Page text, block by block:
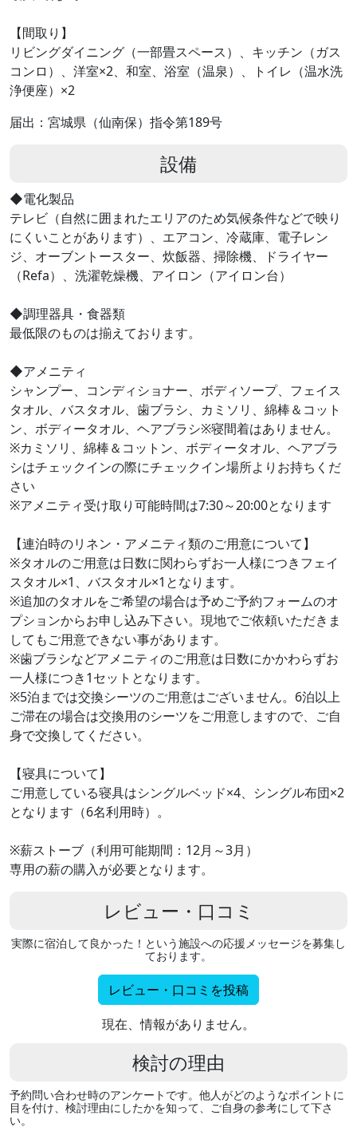
【間取り】
リビングダイニング（一部畳スペース）、キッチン（ガス
コンロ）、洋室×2、和室、浴室（温泉）、トイレ（温水洗
浄便座）×2
届出：宮城県（仙南保）指令第189号
設備
◆電化製品
テレビ（自然に囲まれたエリアのため気候条件などで映り
にくいことがあります）、エアコン、冷蔵庫、電子レン
ジ、オーブントースター、炊飯器、掃除機、ドライヤー
（Refa）、洗濯乾燥機、アイロン（アイロン台）
◆調理器具・食器類
最低限のものは揃えております。
◆アメニティ
シャンプー、コンディショナー、ボディソープ、フェイス
タオル、バスタオル、歯ブラシ、カミソリ、綿棒＆コット
ン、ボディータオル、ヘアブラシ※寝間着はありません。
※カミソリ、綿棒＆コットン、ボディータオル、ヘアブラ
シはチェックインの際にチェックイン場所よりお持ちくだ
さい
※アメニティ受け取り可能時間は7:30～20:00となります
【連泊時のリネン・アメニティ類のご用意について】
※タオルのご用意は日数に関わらずお一人様につきフェイ
スタオル×1、バスタオル×1となります。
※追加のタオルをご希望の場合は予めご予約フォームのオ
プションからお申し込み下さい。現地でご依頼いただきま
してもご用意できない事があります。
※歯ブラシなどアメニティのご用意は日数にかかわらずお
一人様につき1セットとなります。
※5泊までは交換シーツのご用意はございません。6泊以上
ご滞在の場合は交換用のシーツをご用意しますので、ご自
身で交換してください。
【寝具について】
ご用意している寝具はシングルベッド×4、シングル布団×2
となります（6名利用時）。
※薪ストーブ（利用可能期間：12月～3月）
専用の薪の購入が必要となります。
レビュー・口コミ
実際に宿泊して良かった！という施設への応援メッセージを募集し
ております。
レビュー・口コミを投稿
現在、情報がありません。
検討の理由
予約問い合わせ時のアンケートです。他人がどのようなポイントに
目を付け、検討理由にしたかを知って、ご自身の参考にして下さ
い。